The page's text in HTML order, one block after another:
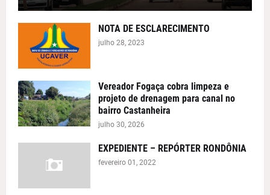
NOTA DE ESCLARECIMENTO
julho 28, 2023
Vereador Fogaça cobra limpeza e
projeto de drenagem para canal no
bairro Castanheira
julho 30, 2026
EXPEDIENTE – REPÓRTER RONDÔNIA
fevereiro 01, 2022